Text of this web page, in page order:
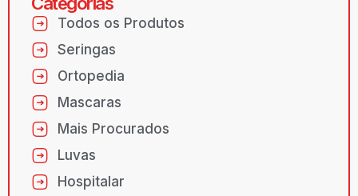
Todos os Produtos
Seringas
Ortopedia
Mascaras
Mais Procurados
Luvas
Hospitalar